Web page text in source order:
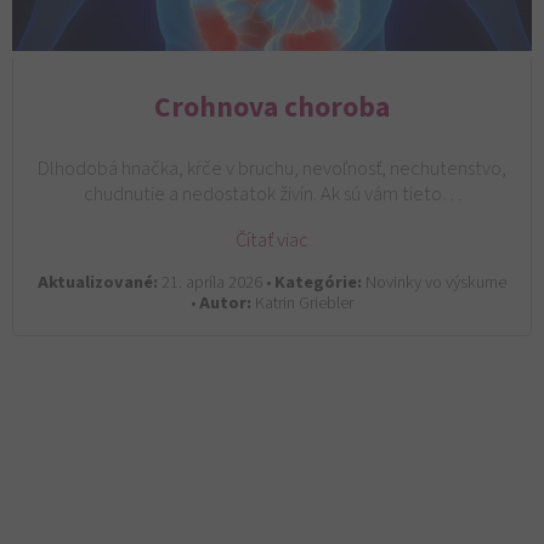
Crohnova choroba
Dlhodobá hnačka, kŕče v bruchu, nevoľnosť, nechutenstvo,
chudnutie a nedostatok živín. Ak sú vám tieto…
Čítať viac
Aktualizované: 21. apríla 2026 •Kategórie: Novinky vo výskume
•Autor: Katrin Griebler